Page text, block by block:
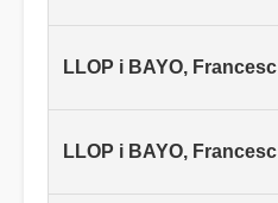
LLOP i BAYO, Francesc
LLOP i BAYO, Francesc